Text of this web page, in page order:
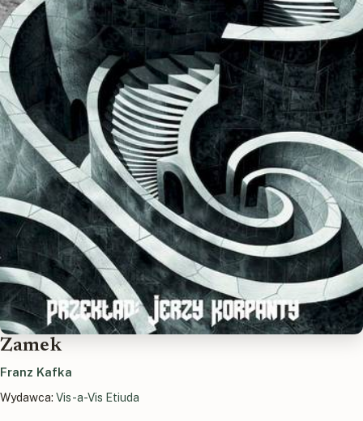
Zamek
Franz Kafka
Wydawca: Vis-a-Vis Etiuda